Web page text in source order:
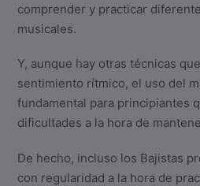
comprender y practicar
musicales.
Y, aunque hay otras técnicas
sentimiento rítmico, el uso del
fundamental para principiantes
dificultades a la hora de
De hecho, incluso los Bajistas
con regularidad a la hora de